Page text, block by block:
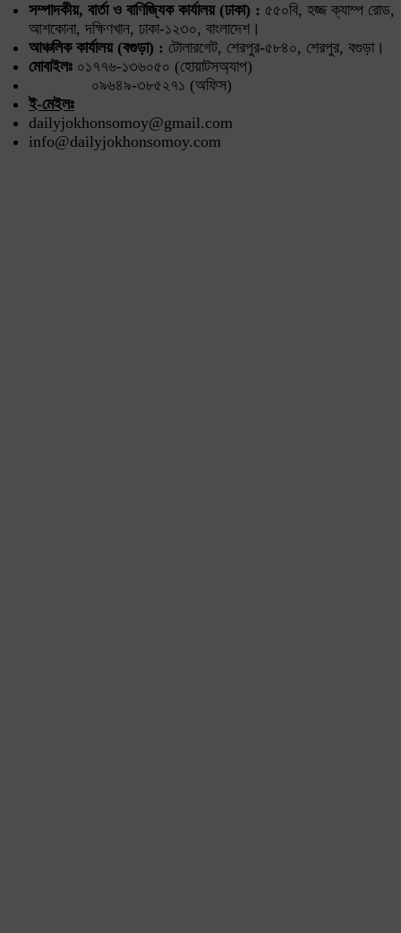
সম্পাদকীয়, বার্তা ও বাণিজ্যিক কার্যালয় (ঢাকা) : ৫৫০বি, হজ্জ ক্যাম্প রোড,
আশকোনা, দক্ষিণখান, ঢাকা-১২৩০, বাংলাদেশ।
আঞ্চলিক কার্যালয় (বগুড়া) : টোলারগেট, শেরপুর-৫৮৪০, শেরপুর, বগুড়া।
মোবাইলঃ ০১৭৭৬-১৩৬০৫০ (হোয়াটসঅ্যাপ)
০৯৬৪৯-৩৮৫২৭১ (অফিস)
ই-মেইলঃ
dailyjokhonsomoy@gmail.com
info@dailyjokhonsomoy.com